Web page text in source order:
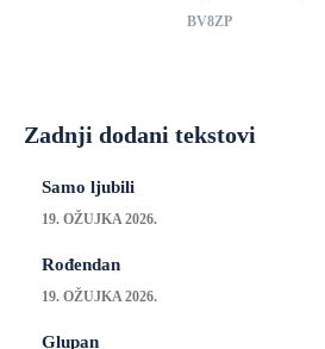
BV8ZP
Zadnji dodani tekstovi
Samo ljubili
19. OŽUJKA 2026.
Rođendan
19. OŽUJKA 2026.
Glupan